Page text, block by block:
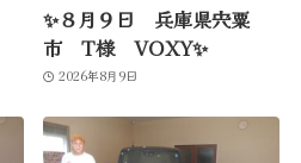
✨８月９日 兵庫県宍粟
市 T様 VOXY✨
2026年8月9日